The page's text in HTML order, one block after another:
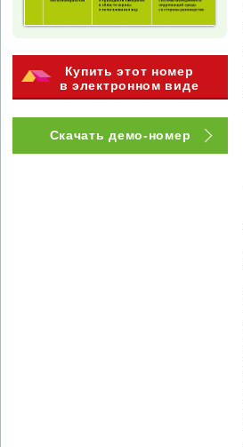
Купить этот номер
в электронном виде
Скачать демо-номер